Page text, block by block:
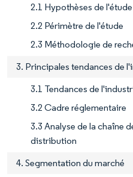
2.1 Hypothèses de
2.2 Périmètre de l'étude
2.3 Méthodologie de
3. Principales tendances de
3.1 Tendances de
3.2 Cadre réglementaire
3.3 Analyse de la chaîne
distribution
4. Segmentation du marché